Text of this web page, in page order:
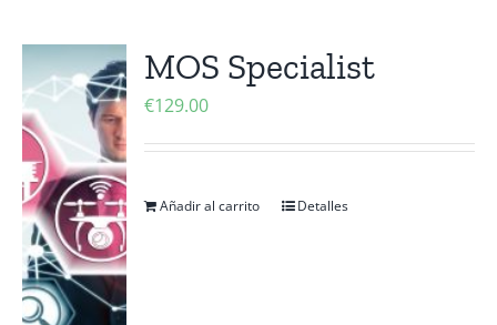
MOS Specialist
€129.00
Añadir al carrito Detalles